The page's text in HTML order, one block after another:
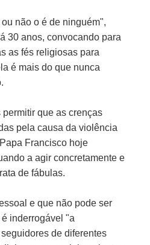
não o é de ninguém",
30 anos, convocando para
as fés religiosas para
é mais do que nunca
que as crenças
pela causa da violência
Francisco hoje
a agir concretamente e
de fábulas.
e que não pode ser
inderrogável "a
de diferentes